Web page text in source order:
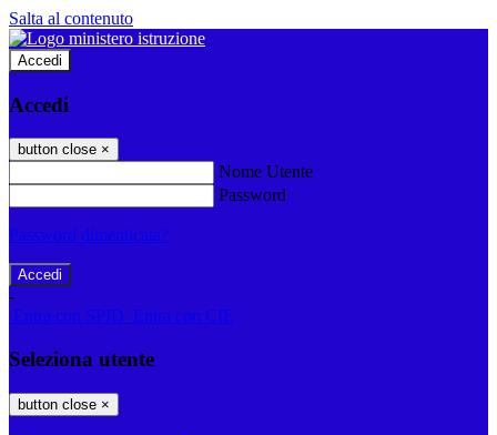
Salta al contenuto
Accedi
Accedi
button close ×
Nome Utente
Password
Password dimenticata?
-
Entra con SPID
Entra con CIE
Seleziona utente
button close ×